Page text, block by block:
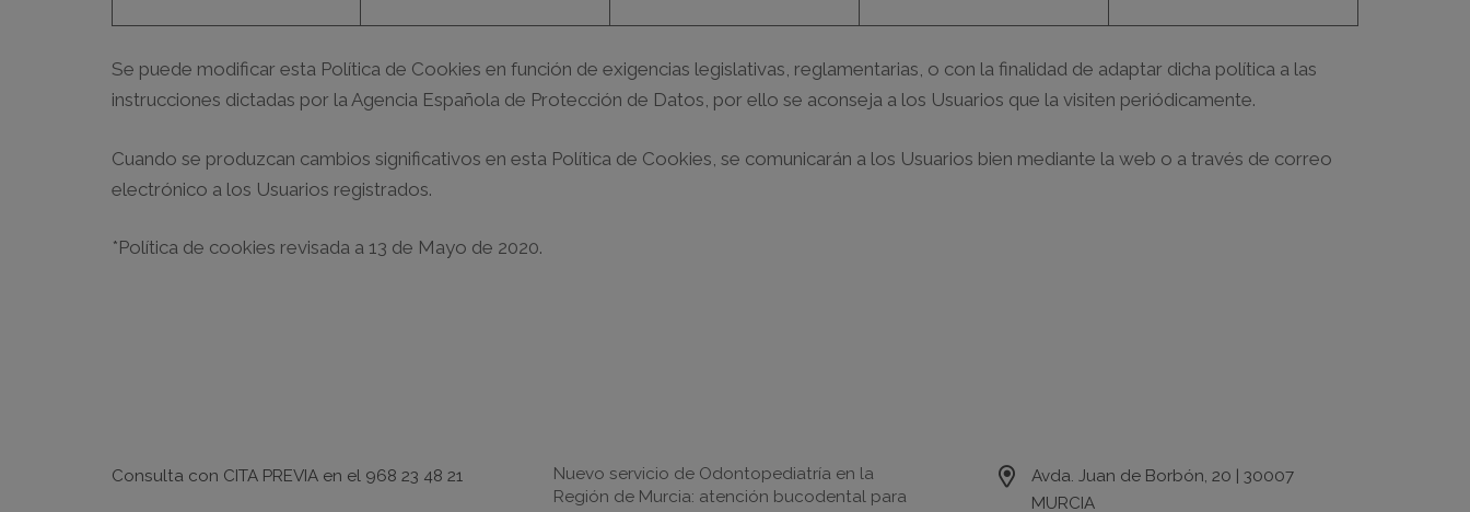
Se puede modificar esta Política de Cookies en función de exigencias legislativas, reglamentarias, o con la finalidad de adaptar dicha política a las
instrucciones dictadas por la Agencia Española de Protección de Datos, por ello se aconseja a los Usuarios que la visiten periódicamente.
Cuando se produzcan cambios significativos en esta Política de Cookies, se comunicarán a los Usuarios bien mediante la web o a través de correo
electrónico a los Usuarios registrados.
*Política de cookies revisada a 13 de Mayo de 2020.
Consulta con CITA PREVIA en el 968 23 48 21
Nuevo servicio de Odontopediatría en la
Región de Murcia: atención bucodental para
Avda. Juan de Borbón, 20 | 30007
MURCIA